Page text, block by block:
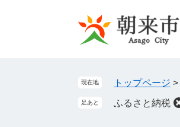
現在地 トップページ >
足あと ふるさと納税